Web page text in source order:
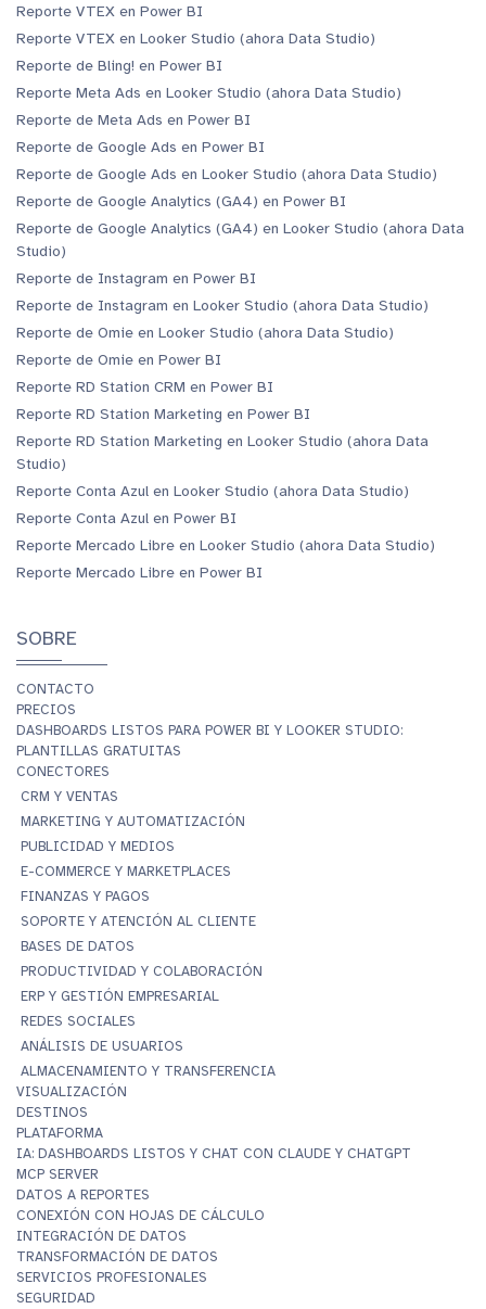
Reporte VTEX en Power BI
Reporte VTEX en Looker Studio (ahora Data Studio)
Reporte de Bling! en Power BI
Reporte Meta Ads en Looker Studio (ahora Data Studio)
Reporte de Meta Ads en Power BI
Reporte de Google Ads en Power BI
Reporte de Google Ads en Looker Studio (ahora Data Studio)
Reporte de Google Analytics (GA4) en Power BI
Reporte de Google Analytics (GA4) en Looker Studio (ahora Data
Studio)
Reporte de Instagram en Power BI
Reporte de Instagram en Looker Studio (ahora Data Studio)
Reporte de Omie en Looker Studio (ahora Data Studio)
Reporte de Omie en Power BI
Reporte RD Station CRM en Power BI
Reporte RD Station Marketing en Power BI
Reporte RD Station Marketing en Looker Studio (ahora Data
Studio)
Reporte Conta Azul en Looker Studio (ahora Data Studio)
Reporte Conta Azul en Power BI
Reporte Mercado Libre en Looker Studio (ahora Data Studio)
Reporte Mercado Libre en Power BI
SOBRE
CONTACTO
PRECIOS
DASHBOARDS LISTOS PARA POWER BI Y LOOKER STUDIO:
PLANTILLAS GRATUITAS
CONECTORES
CRM Y VENTAS
MARKETING Y AUTOMATIZACIÓN
PUBLICIDAD Y MEDIOS
E-COMMERCE Y MARKETPLACES
FINANZAS Y PAGOS
SOPORTE Y ATENCIÓN AL CLIENTE
BASES DE DATOS
PRODUCTIVIDAD Y COLABORACIÓN
ERP Y GESTIÓN EMPRESARIAL
REDES SOCIALES
ANÁLISIS DE USUARIOS
ALMACENAMIENTO Y TRANSFERENCIA
VISUALIZACIÓN
DESTINOS
PLATAFORMA
IA: DASHBOARDS LISTOS Y CHAT CON CLAUDE Y CHATGPT
MCP SERVER
DATOS A REPORTES
CONEXIÓN CON HOJAS DE CÁLCULO
INTEGRACIÓN DE DATOS
TRANSFORMACIÓN DE DATOS
SERVICIOS PROFESIONALES
SEGURIDAD